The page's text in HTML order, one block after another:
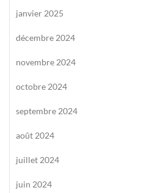
janvier 2025
décembre 2024
novembre 2024
octobre 2024
septembre 2024
août 2024
juillet 2024
juin 2024